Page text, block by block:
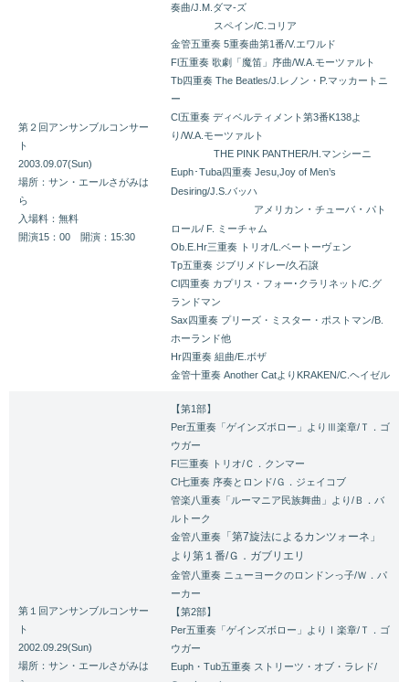
第２回アンサンブルコンサー
ト
2003.09.07(Sun)
場所：サン・エールさがみは
ら
入場料：無料
開演15：00 開演：15:30
奏曲/J.M.ダマ-ズ
スペイン/C.コリア
金管五重奏 5重奏曲第1番/V.エワルド
Fl五重奏 歌劇「魔笛」序曲/W.A.モーツァルト
Tb四重奏 The Beatles/J.レノン・P.マッカートニ
ー
Cl五重奏 ディベルティメント第3番K138よ
り/W.A.モーツァルト
THE PINK PANTHER/H.マンシーニ
Euph･Tuba四重奏 Jesu,Joy of Men’s
Desiring/J.S.バッハ
アメリカン ・ チューバ・ パト
ロール/ F. ミーチャム
Ob.E.Hr三重奏 トリオ/L.ベートーヴェン
Tp五重奏 ジブリメドレー/久石譲
Cl四重奏 カプリス・フォー･クラリネット/C.グ
ランドマン
Sax四重奏 プリーズ・ミスター・ポストマン/B.
ホーランド他
Hr四重奏 組曲/E.ボザ
金管十重奏 Another CatよりKRAKEN/C.ヘイゼル
第１回アンサンブルコンサー
ト
2002.09.29(Sun)
場所：サン・エールさがみは
【第1部】
Per五重奏「ゲインズボロー」よりⅢ楽章/Ｔ．ゴ
ウガー
Fl三重奏 トリオ/Ｃ．クンマー
Cl七重奏 序奏とロンド/Ｇ．ジェイコブ
管楽八重奏「ルーマニア民族舞曲」より/Ｂ．バ
ルトーク
金管八重奏
「第7旋法によるカンツォーネ」
より第１番/Ｇ．ガブリエリ
金管八重奏 ニューヨークのロンドンっ子/Ｗ．パ
ーカー
【第2部】
Per五重奏「ゲインズボロー」よりⅠ楽章/Ｔ．ゴ
ウガー
Euph・Tub五重奏 ストリーツ・オブ・ラレド/